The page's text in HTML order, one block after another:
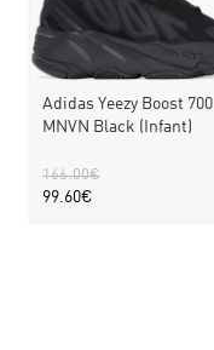
Adidas Yeezy Boost 700
MNVN Black (Infant)
166.00€
99.60€